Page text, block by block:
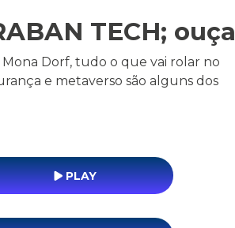
TECH; ouça
Dorf, tudo o que vai rolar no
e metaverso são alguns dos
PLAY